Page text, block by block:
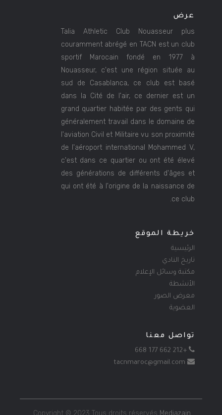
عرض
Talia Athletic Club Nouasseur plus
couramment abrégé en TACN est un club
sportif Marocain fondé en 1977 à
Nouasseur, c'est une région située au
sud de Casablanca, ce club est basé
dans la Cité de l'air, ce dernier est un
grand quartier habitée par des gents qui
généralement travail dans le domaine de
l'aviation Civil et Militaire vu son proximité
de l'aéroport international Mohammed V,
c'est dans ce quartier ou ont été élevé
des générations de différents d'âges et
qui ont été à l'origine de la naissance de
ce club.
خريطة الموقع
الرئيسية
تاريخ النادي
مكتبة وسائل الإعلام
الأنشطة
معرض الصور
العضوية
تواصل معنا
+212 662 177 668
Copyright © 2023 Tous droits réservés Mediazain